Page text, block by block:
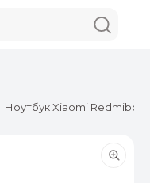
Ноутбук Xiaomi Redmibook